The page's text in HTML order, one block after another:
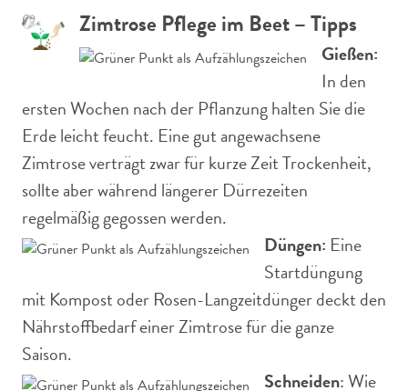
Zimtrose Pflege im Beet – Tipps
Gießen:
In den
ersten Wochen nach der Pflanzung halten Sie die
Erde leicht feucht. Eine gut angewachsene
Zimtrose verträgt zwar für kurze Zeit Trockenheit,
sollte aber während längerer Dürrezeiten
regelmäßig gegossen werden.
Düngen: Eine
Startdüngung
mit Kompost oder Rosen-Langzeitdünger deckt den
Nährstoffbedarf einer Zimtrose für die ganze
Saison.
Schneiden: Wie